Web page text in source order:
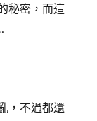
秘密，而這
，不過都還